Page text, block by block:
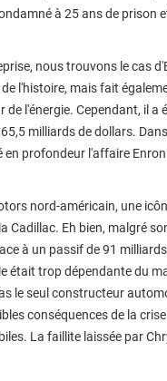
à 25 ans de prison
nous trouvons le cas
l'histoire, mais fait
l'énergie. Cependant, il a
milliards de dollars.
en profondeur l'affaire
nord-américain, une
Cadillac. Eh bien, malgré
à un passif de 91
était trop dépendante du
le seul constructeur
conséquences de la
La faillite laissée par